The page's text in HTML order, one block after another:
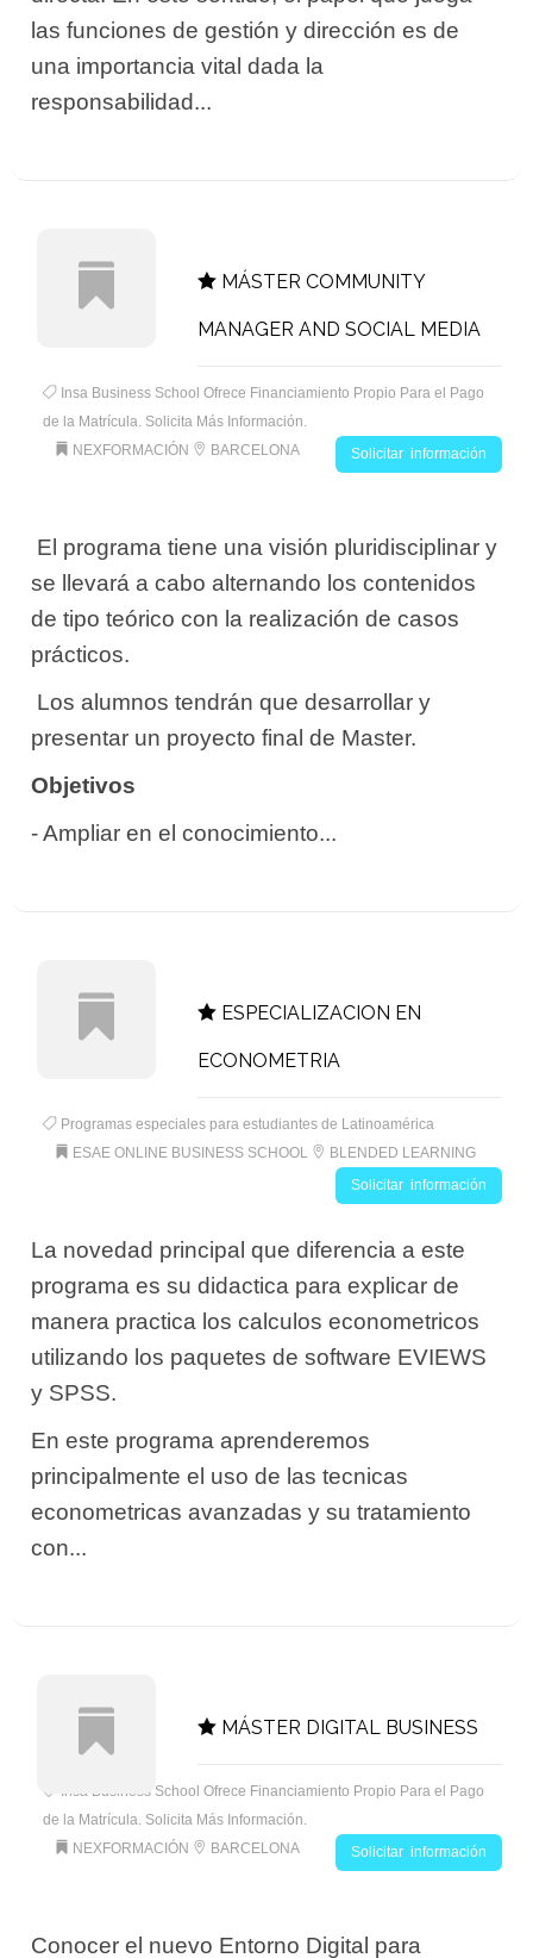
las funciones de gestión y dirección es de
una importancia vital dada la
responsabilidad...
MÁSTER COMMUNITY
MANAGER AND SOCIAL MEDIA
Insa Business School Ofrece Financiamiento Propio Para el Pago
de la Matrícula. Solicita Más Información.
NEXFORMACIÓN
BARCELONA Solicitar información
 El programa tiene una visión pluridisciplinar y
se llevará a cabo alternando los contenidos
de tipo teórico con la realización de casos
prácticos.
 Los alumnos tendrán que desarrollar y
presentar un proyecto final de Master.
Objetivos
- Ampliar en el conocimiento...
ESPECIALIZACION EN
ECONOMETRIA
Programas especiales para estudiantes de Latinoamérica
ESAE ONLINE BUSINESS SCHOOL
BLENDED LEARNING
Solicitar información
La novedad principal que diferencia a este
programa es su didactica para explicar de
manera practica los calculos econometricos
utilizando los paquetes de software EVIEWS
y SPSS.
En este programa aprenderemos
principalmente el uso de las tecnicas
econometricas avanzadas y su tratamiento
con...
MÁSTER DIGITAL BUSINESS
Insa Business School Ofrece Financiamiento Propio Para el Pago
de la Matrícula. Solicita Más Información.
NEXFORMACIÓN
BARCELONA Solicitar información
Conocer el nuevo Entorno Digital para